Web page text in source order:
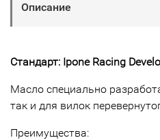
Описание
Стандарт: Ipone Racing
Масло специально
так и для вилок
Преимущества: